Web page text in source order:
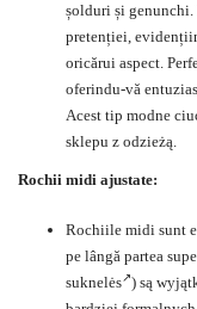
șolduri și genunchi.
pretenției,
oricărui aspect.
oferindu-vă
Acest tip modne
sklepu z odzieżą.
Rochii midi ajustate:
Rochiile midi sunt
pe lângă partea
suknelės ) są